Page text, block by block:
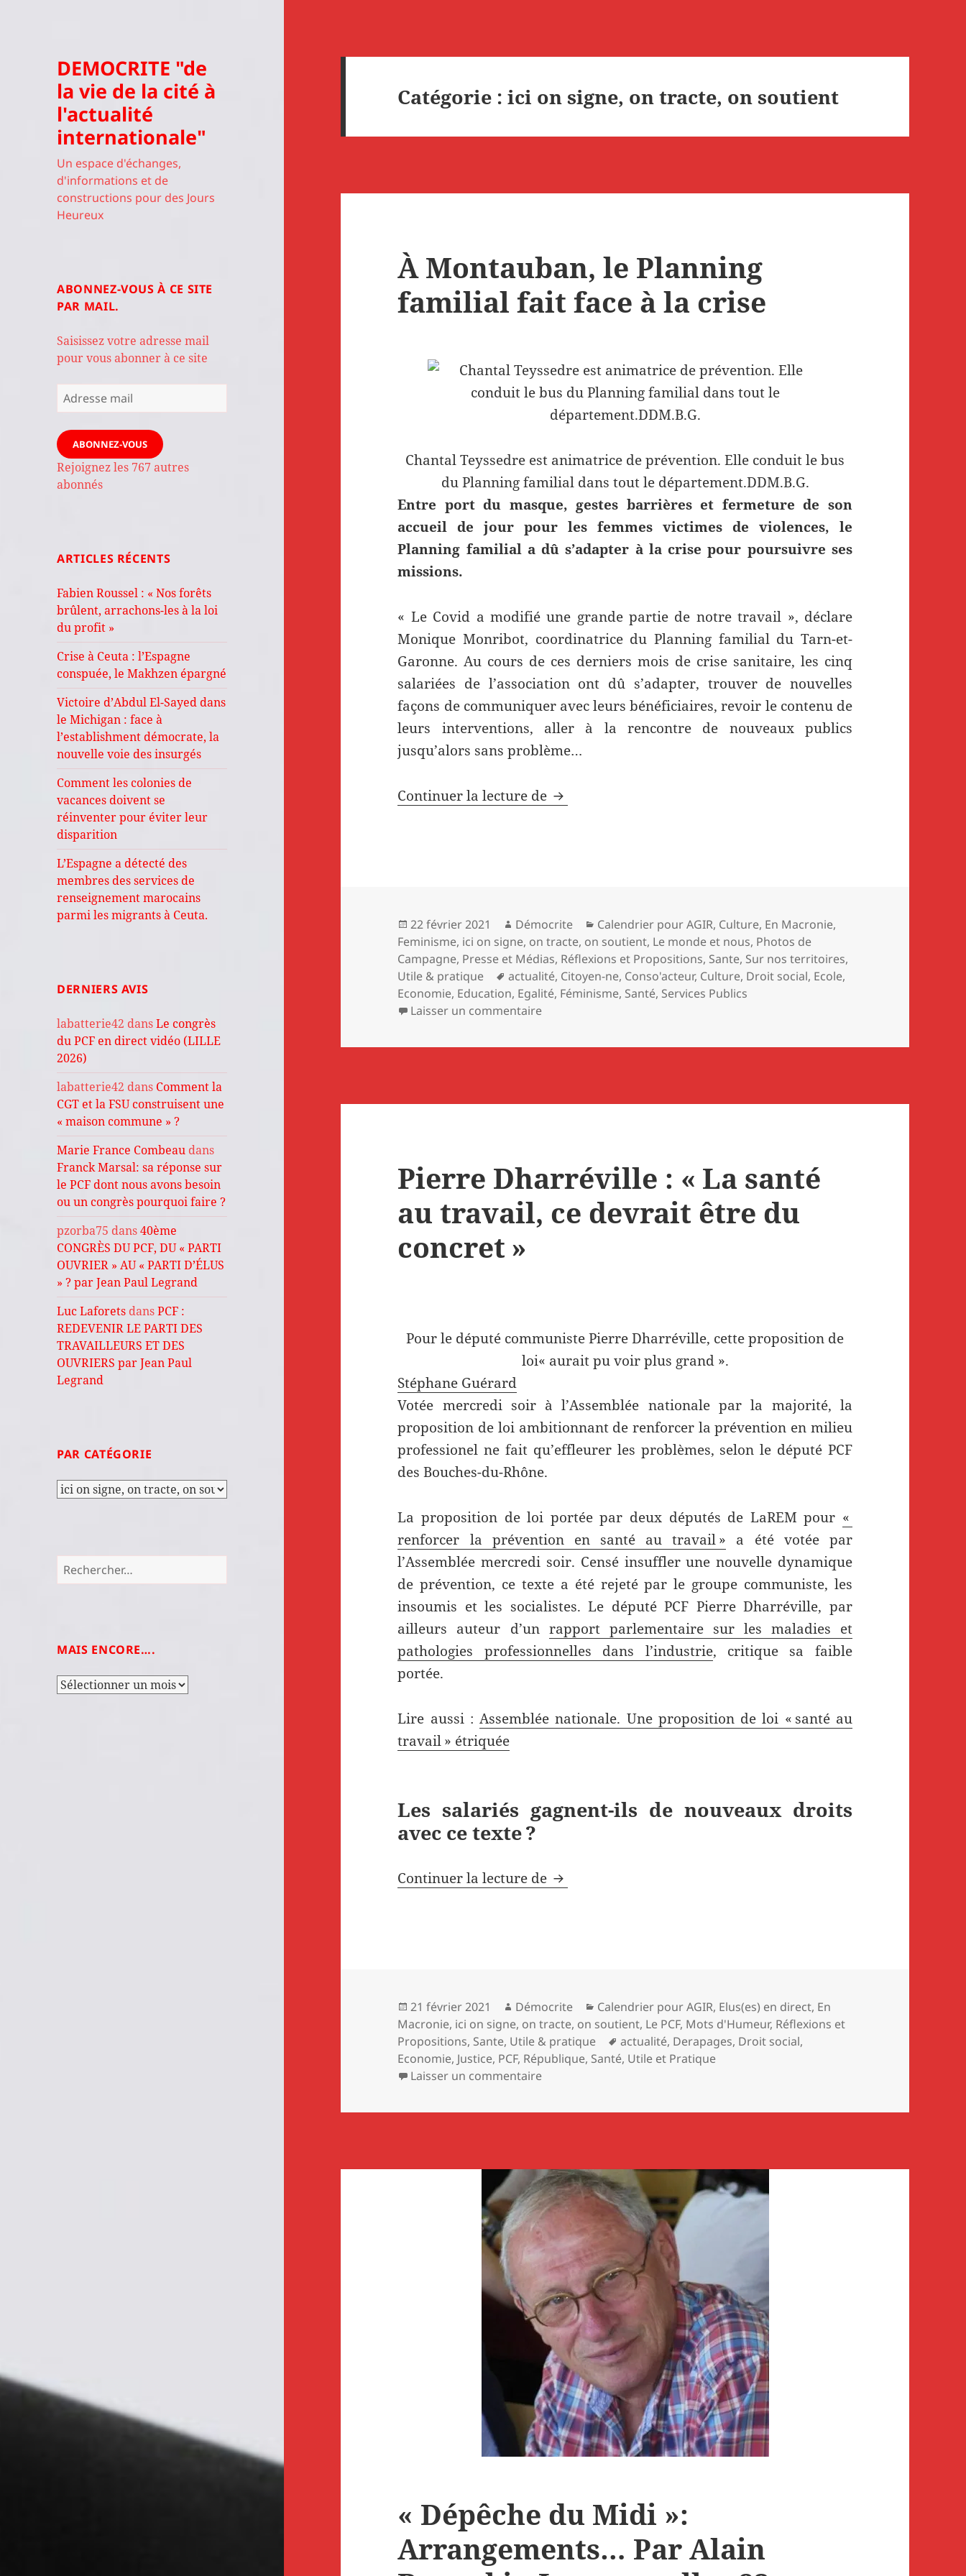
DEMOCRITE "de
la vie de la cité à
l'actualité
internationale"
Un espace d'échanges,
d'informations et de
constructions pour des Jours
Heureux
ABONNEZ-VOUS À CE SITE
PAR MAIL.
Saisissez votre adresse mail
pour vous abonner à ce site
Adresse
mail
ABONNEZ-VOUS
Rejoignez les 767 autres
abonnés
ARTICLES RÉCENTS
Fabien Roussel : « Nos forêts
brûlent, arrachons-les à la loi
du profit »
Crise à Ceuta : l’Espagne
conspuée, le Makhzen épargné
Victoire d’Abdul El-Sayed dans
le Michigan : face à
l’establishment démocrate, la
nouvelle voie des insurgés
Comment les colonies de
vacances doivent se
réinventer pour éviter leur
disparition
L’Espagne a détecté des
membres des services de
renseignement marocains
parmi les migrants à Ceuta.
DERNIERS AVIS
labatterie42 dansLe congrès
du PCF en direct vidéo (LILLE
2026)
labatterie42 dans Comment la
CGT et la FSU construisent une
« maison commune » ?
Marie France Combeau dans
Franck Marsal: sa réponse sur
le PCF dont nous avons besoin
ou un congrès pourquoi faire ?
pzorba75 dans40ème
CONGRÈS DU PCF, DU « PARTI
OUVRIER » AU « PARTI D’ÉLUS
» ? par Jean Paul Legrand
Luc Laforets dansPCF :
REDEVENIR LE PARTI DES
TRAVAILLEURS ET DES
OUVRIERS par Jean Paul
Legrand
PAR CATÉGORIE
Par
Rechercher :
MAIS ENCORE….
Mais
Catégorie :ici on signe, on tracte, on soutient
À Montauban, le Planning
familial fait face à la crise
Chantal Teyssedre est animatrice de prévention. Elle conduit le bus
du Planning familial dans tout le département.DDM.B.G.
Entre port du masque, gestes barrières et fermeture de son
accueil de jour pour les femmes victimes de violences, le
Planning familial a dû s’adapter à la crise pour poursuivre ses
missions.
« Le Covid a modifié une grande partie de notre travail », déclare
Monique Monribot, coordinatrice du Planning familial du Tarn-et-
Garonne. Au cours de ces derniers mois de crise sanitaire, les cinq
salariées de l’association ont dû s’adapter, trouver de nouvelles
façons de communiquer avec leurs bénéficiaires, revoir le contenu de
leurs interventions, aller à la rencontre de nouveaux publics
jusqu’alors sans problème…
Continuer la lecture de À Montauban, le Planning familial fait face à la crise
Publié
le
22 février 2021 Auteur
Démocrite Catégories
Calendrier pour AGIR, Culture, En Macronie,
Feminisme, ici on signe, on tracte, on soutient, Le monde et nous, Photos de
Campagne, Presse et Médias, Réflexions et Propositions, Sante, Sur nos territoires,
Utile & pratique
Mots-
clés
actualité, Citoyen-ne, Conso'acteur, Culture, Droit social, Ecole,
Economie, Education, Egalité, Féminisme, Santé, Services Publics
Laisser un commentairesur À Montauban, le Planning familial fait face à la crise
Pierre Dharréville : « La santé
au travail, ce devrait être du
concret »
Pour le député communiste Pierre Dharréville, cette proposition de
loi« aurait pu voir plus grand ».
Stéphane Guérard
Votée mercredi soir à l’Assemblée nationale par la majorité, la
proposition de loi ambitionnant de renforcer la prévention en milieu
professionel ne fait qu’effleurer les problèmes, selon le député PCF
des Bouches-du-Rhône.
La proposition de loi portée par deux députés de LaREM pour «
renforcer la prévention en santé au travail » a été votée par
l’Assemblée mercredi soir. Censé insuffler une nouvelle dynamique
de prévention, ce texte a été rejeté par le groupe communiste, les
insoumis et les socialistes. Le député PCF Pierre Dharréville, par
ailleurs auteur d’un rapport parlementaire sur les maladies et
pathologies professionnelles dans l’industrie, critique sa faible
portée.
Lire aussi :Assemblée nationale. Une proposition de loi « santé au
travail » étriquée
Les salariés gagnent-ils de nouveaux droits
avec ce texte ?
Continuer la lecture de Pierre Dharréville : « La santé au travail, ce devrait être du
Publié
le
21 février 2021 Auteur
Démocrite Catégories
Calendrier pour AGIR, Elus(es) en direct, En
Macronie, ici on signe, on tracte, on soutient, Le PCF, Mots d'Humeur, Réflexions et
Propositions, Sante, Utile & pratique
Mots-
clés
actualité, Derapages, Droit social,
Economie, Justice, PCF, République, Santé, Utile et Pratique
Laisser un commentairesur Pierre Dharréville : « La santé au travail, ce devrait être du concret »
« Dépêche du Midi »:
Arrangements… Par Alain